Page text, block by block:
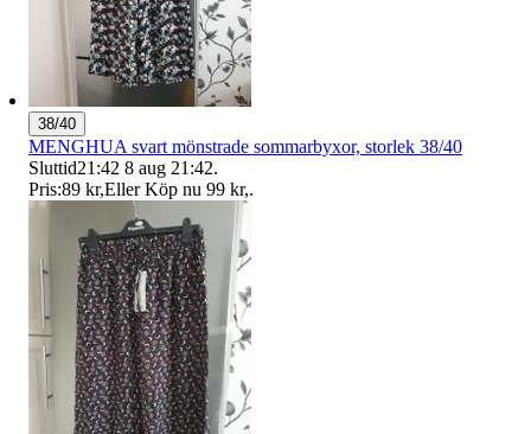
38/40
MENGHUA svart mönstrade sommarbyxor, storlek 38/40
Sluttid21:42 8 aug 21:42.
Pris:89 kr,Eller Köp nu 99 kr,.